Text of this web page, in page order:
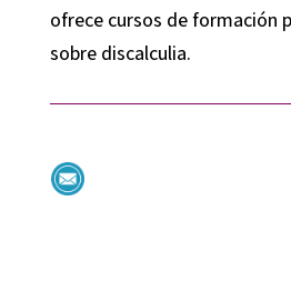
ofrece cursos de formación
sobre discalculia.